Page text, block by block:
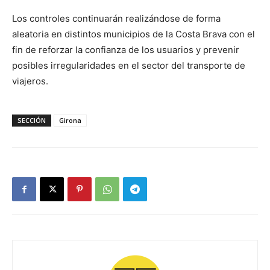
Los controles continuarán realizándose de forma
aleatoria en distintos municipios de la Costa Brava con el
fin de reforzar la confianza de los usuarios y prevenir
posibles irregularidades en el sector del transporte de
viajeros.
SECCIÓN Girona